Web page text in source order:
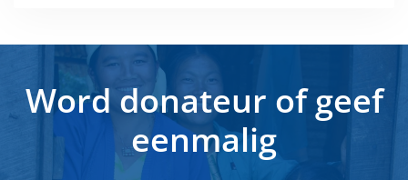
Word donateur of geef
eenmalig